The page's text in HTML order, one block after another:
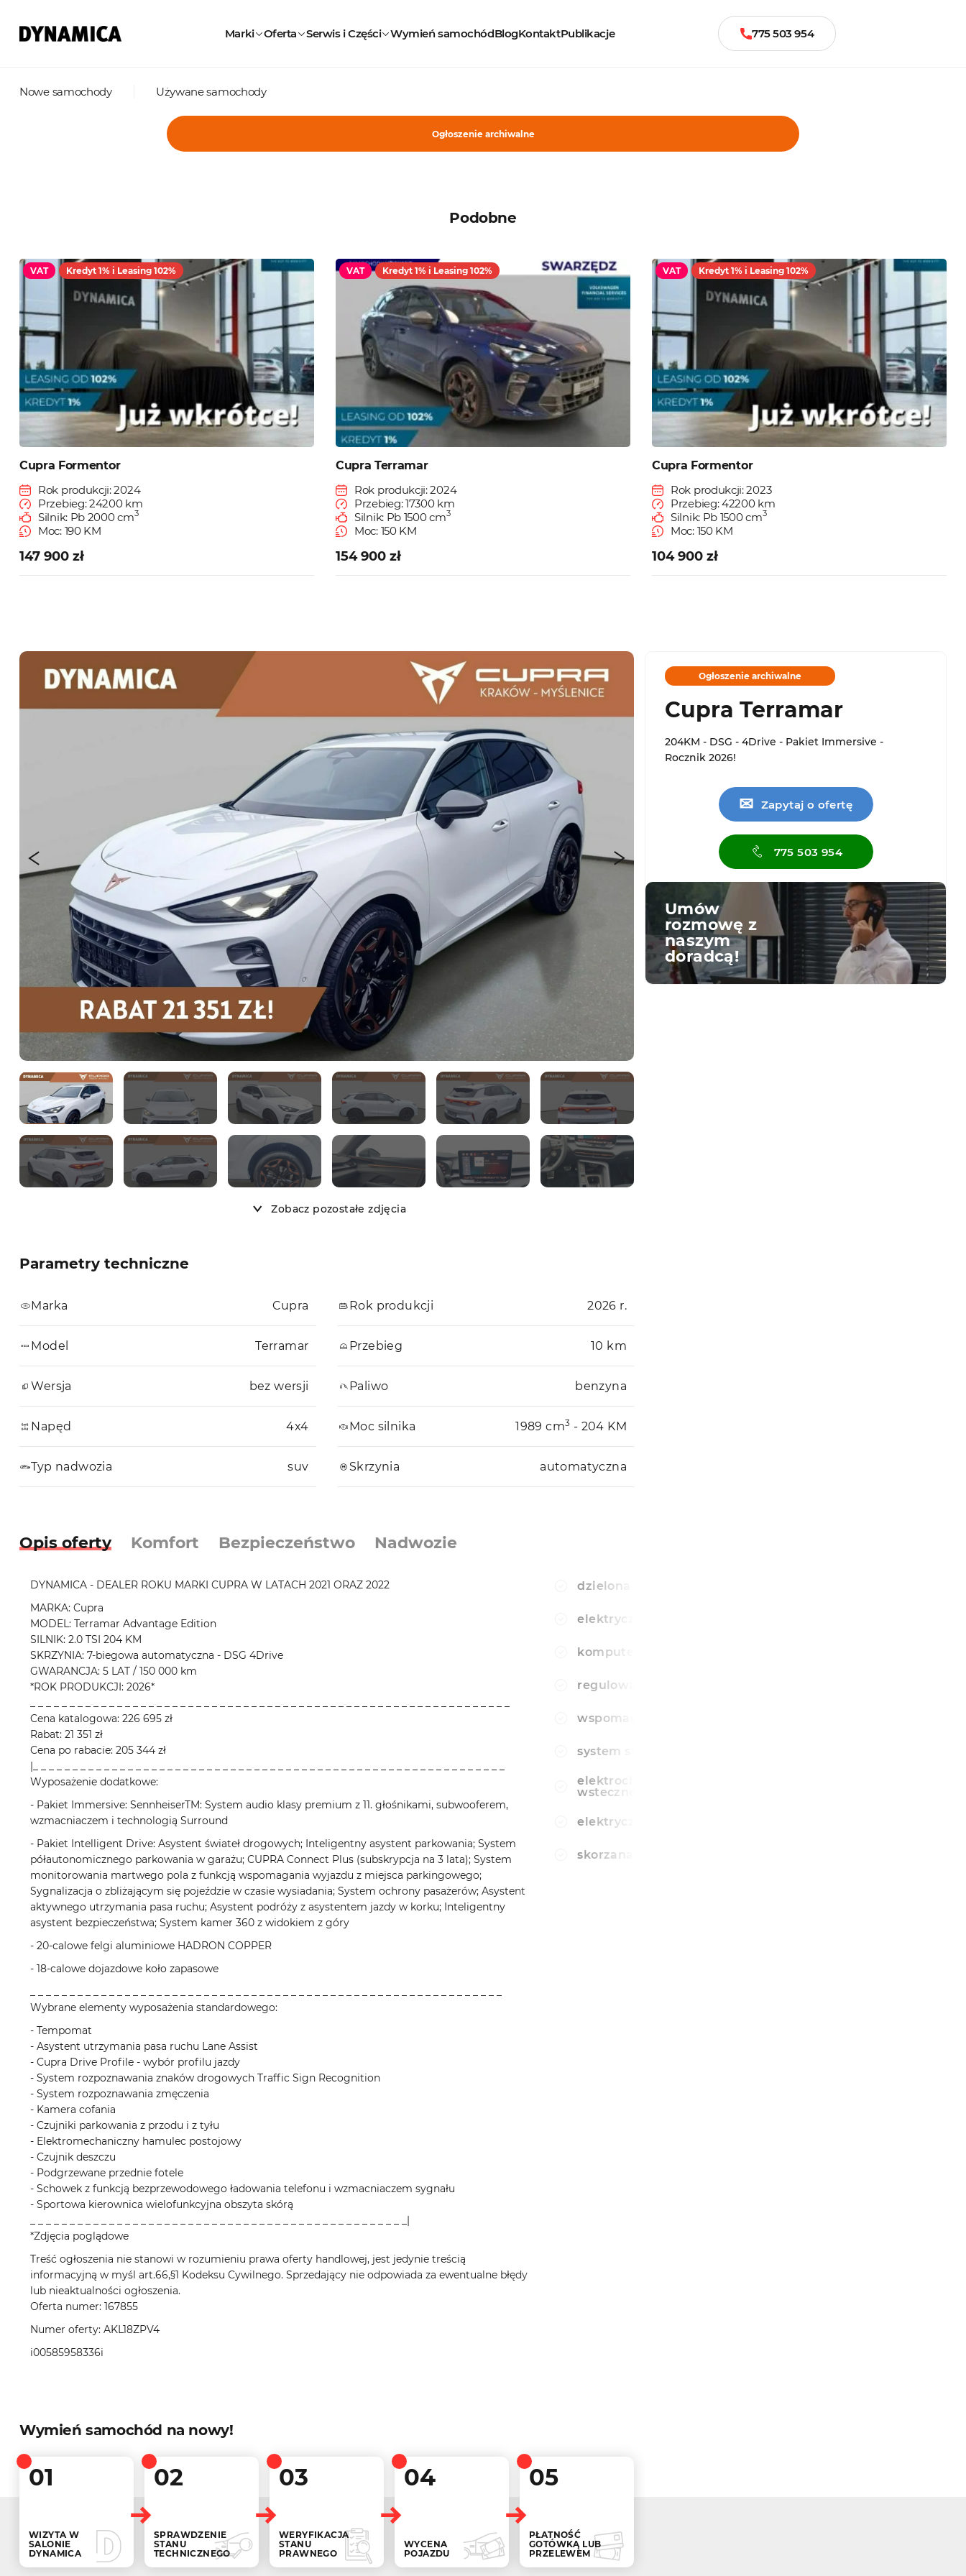
Marki Oferta Serwis i Części Wymień samochódBlogKontaktPublikacje 775 503 954
Nowe samochody Używane samochody
Ogłoszenie archiwalne
Podobne
VAT Kredyt 1% i Leasing 102%
Cupra Formentor
Rok produkcji: 2024
Przebieg: 24200 km
Silnik: Pb 2000 cm3
Moc: 190 KM
147 900 zł
VAT Kredyt 1% i Leasing 102%
Cupra Terramar
Rok produkcji: 2024
Przebieg: 17300 km
Silnik: Pb 1500 cm3
Moc: 150 KM
154 900 zł
VAT Kredyt 1% i Leasing 102%
Cupra Formentor
Rok produkcji: 2023
Przebieg: 42200 km
Silnik: Pb 1500 cm3
Moc: 150 KM
104 900 zł
Zobacz pozostałe zdjęcia
Parametry techniczne
Marka Cupra
Model Terramar
Wersja bez wersji
Napęd 4x4
Typ nadwozia suv
Rok produkcji 2026 r.
Przebieg 10 km
Paliwo benzyna
Moc silnika 1989 cm3 - 204 KM
Skrzynia automatyczna
Opis oferty Komfort Bezpieczeństwo Nadwozie
DYNAMICA - DEALER ROKU MARKI CUPRA W LATACH 2021 ORAZ 2022
MARKA: Cupra
MODEL: Terramar Advantage Edition
SILNIK: 2.0 TSI 204 KM
SKRZYNIA: 7-biegowa automatyczna - DSG 4Drive
GWARANCJA: 5 LAT / 150 000 km
*ROK PRODUKCJI: 2026*
Cena katalogowa: 226 695 zł
Rabat: 21 351 zł
Cena po rabacie: 205 344 zł
|_ _ _ _ _ _ _ _ _ _ _ _ _ _ _ _ _ _ _ _ _ _ _ _ _ _ _ _ _ _ _ _ _ _ _ _ _ _ _ _ _ _ _ _ _ _ _ _ _ _ _ _ _ _ _ _ _ _ _ _
Wyposażenie dodatkowe:
- Pakiet Immersive: SennheiserTM: System audio klasy premium z 11. głośnikami, subwooferem,
wzmacniaczem i technologią Surround
- Pakiet Intelligent Drive: Asystent świateł drogowych; Inteligentny asystent parkowania; System
półautonomicznego parkowania w garażu; CUPRA Connect Plus (subskrypcja na 3 lata); System
monitorowania martwego pola z funkcją wspomagania wyjazdu z miejsca parkingowego;
Sygnalizacja o zbliżającym się pojeździe w czasie wysiadania; System ochrony pasażerów; Asystent
aktywnego utrzymania pasa ruchu; Asystent podróży z asystentem jazdy w korku; Inteligentny
asystent bezpieczeństwa; System kamer 360 z widokiem z góry
- 20-calowe felgi aluminiowe HADRON COPPER
- 18-calowe dojazdowe koło zapasowe
Wybrane elementy wyposażenia standardowego:
- Tempomat
- Asystent utrzymania pasa ruchu Lane Assist
- Cupra Drive Profile - wybór profilu jazdy
- System rozpoznawania znaków drogowych Traffic Sign Recognition
- System rozpoznawania zmęczenia
- Kamera cofania
- Czujniki parkowania z przodu i z tyłu
- Elektromechaniczny hamulec postojowy
- Czujnik deszczu
- Podgrzewane przednie fotele
- Schowek z funkcją bezprzewodowego ładowania telefonu i wzmacniaczem sygnału
- Sportowa kierownica wielofunkcyjna obszyta skórą
_ _ _ _ _ _ _ _ _ _ _ _ _ _ _ _ _ _ _ _ _ _ _ _ _ _ _ _ _ _ _ _ _ _ _ _ _ _ _ _ _ _ _ _ _ _ _ _|
*Zdjęcia poglądowe
Treść ogłoszenia nie stanowi w rozumieniu prawa oferty handlowej, jest jedynie treścią
informacyjną w myśl art.66,§1 Kodeksu Cywilnego. Sprzedający nie odpowiada za ewentualne błędy
lub nieaktualności ogłoszenia.
Oferta numer: 167855
Numer oferty: AKL18ZPV4
i00585958336i
dzielona tylna kanapa
elektryczne szyby przednie
komputer pokladowy
regulowana kierownica
wspomaganie kierownicy
system start-stop
elektrochromatyczne lusterko
wsteczne
elektrycznie ustawiane fotele
skorzana kierownica
Ogłoszenie archiwalne
Cupra Terramar
204KM - DSG - 4Drive - Pakiet Immersive -
Rocznik 2026!
✉ Zapytaj o ofertę
775 503 954
Umów
rozmowę z
naszym
doradcą!
Wymień samochód na nowy!
01
WIZYTA W
SALONIE
DYNAMICA
02
SPRAWDZENIE
STANU
TECHNICZNEGO
03
WERYFIKACJA
STANU
PRAWNEGO
04
WYCENA
POJAZDU
05
PŁATNOŚĆ
GOTÓWKĄ LUB
PRZELEWEM